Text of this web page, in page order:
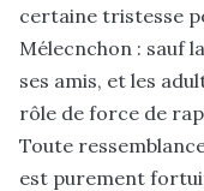
certaine tristesse
Mélecnchon : sauf
ses amis, et les
rôle de force de
Toute
est purement